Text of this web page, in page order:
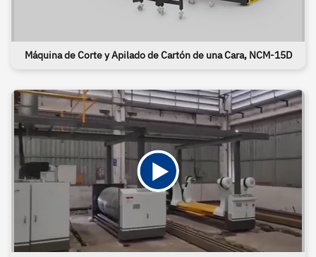
Máquina de Corte y Apilado de Cartón de una Cara, NCM-15D